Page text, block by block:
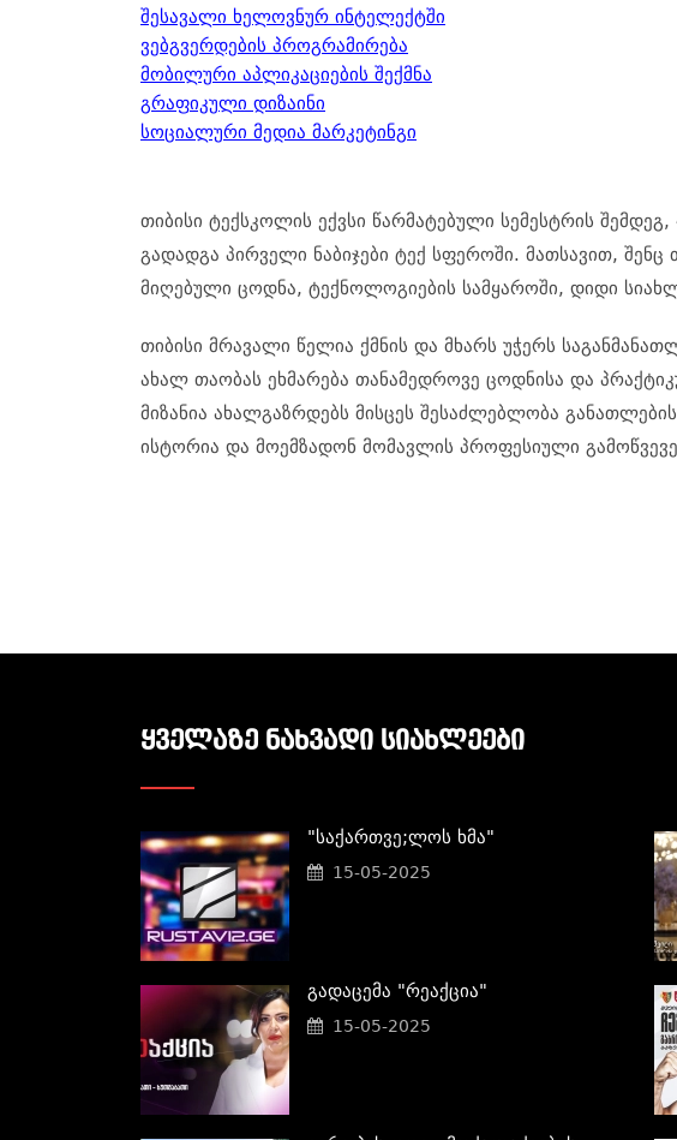
შესავალი ხელოვნურ ინტელექტში
ვებგვერდების პროგრამირება
მობილური აპლიკაციების შექმნა
გრაფიკული დიზაინი
სოციალური მედია მარკეტინგი
თიბისი ტექსკოლის ექვსი წარმატებული სემესტრის
გადადგა პირველი ნაბიჯები ტექ სფეროში. მათსავით, შენც
მიღებული ცოდნა, ტექნოლოგიების სამყაროში, დიდი
თიბისი მრავალი წელია ქმნის და მხარს უჭერს
ახალ თაობას ეხმარება თანამედროვე ცოდნისა და
მიზანია ახალგაზრდებს მისცეს შესაძლებლობა
ისტორია და მოემზადონ მომავლის პროფესიული
ᲧᲕᲔᲚᲐᲖᲔ ᲜᲐᲮᲕᲐᲓᲘ ᲡᲘᲐᲮᲚᲔᲔᲑᲘ
"საქართვე;ლოს Ხმა"
15-05-2025
Გადაცემა "რეაქცია"
15-05-2025